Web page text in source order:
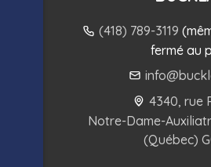
(418) 789-3119
fermé au
4340, rue
Notre-Dame-
(Québec)